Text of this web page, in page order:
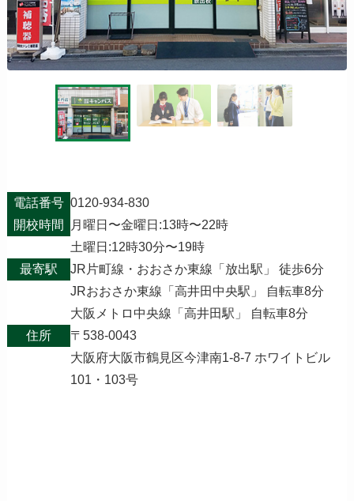
電話番号 0120-934-830
開校時間
月曜日〜金曜日:13時〜22時
土曜日:12時30分〜19時
最寄駅
JR片町線・おおさか東線「放出駅」 徒歩6分
JRおおさか東線「高井田中央駅」 自転車8分
大阪メトロ中央線「高井田駅」 自転車8分
住所
〒538-0043
大阪府大阪市鶴見区今津南1-8-7 ホワイトビル
101・103号